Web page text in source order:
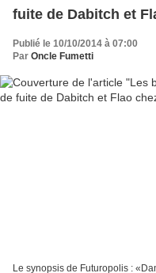
fuite de Dabitch et
Publié le 10/10/2014 à 07:00
Par Oncle Fumetti
Le synopsis de Futuropolis :